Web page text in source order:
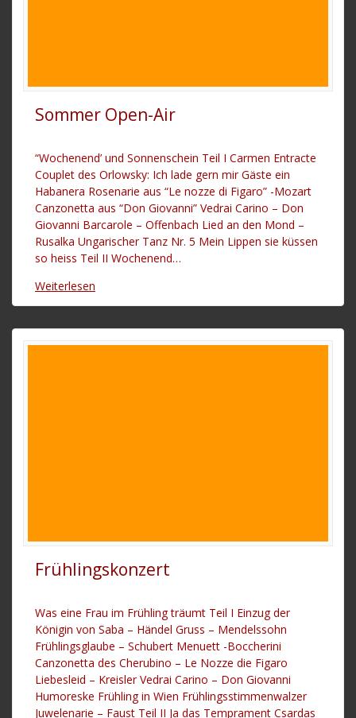
Sommer Open-Air
“Wochenend’ und Sonnenschein Teil I Carmen Entracte
Couplet des Orlowsky: Ich lade gern mir Gäste ein
Habanera Rosenarie aus “Le nozze di Figaro” -Mozart
Canzonetta aus “Don Giovanni” Vedrai Carino – Don
Giovanni Barcarole – Offenbach Lied an den Mond –
Rusalka Ungarischer Tanz Nr. 5 Mein Lippen sie küssen
so heiss Teil II Wochenend…
Weiterlesen
Frühlingskonzert
Was eine Frau im Frühling träumt Teil I Einzug der
Königin von Saba – Händel Gruss – Mendelssohn
Frühlingsglaube – Schubert Menuett -Boccherini
Canzonetta des Cherubino – Le Nozze die Figaro
Liebesleid – Kreisler Vedrai Carino – Don Giovanni
Humoreske Frühling in Wien Frühlingsstimmenwalzer
Juwelenarie – Faust Teil II Ja das Temprament Csardas